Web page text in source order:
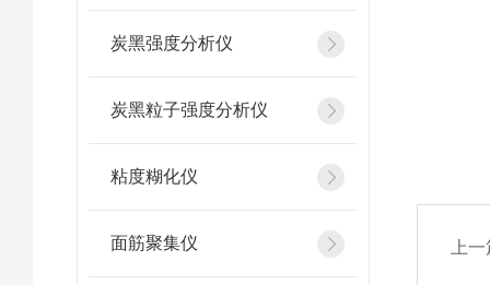
炭黑强度分析仪
炭黑粒子强度分析仪
粘度糊化仪
面筋聚集仪 上